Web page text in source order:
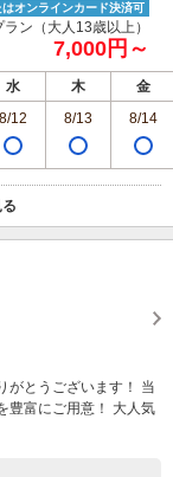
オンラインカード決済可
ン（大人13歳以上）
7,000円～
水 木
金
8/12 8/13 8/14
がとうございます！ 当
豊富にご用意！ 大人気